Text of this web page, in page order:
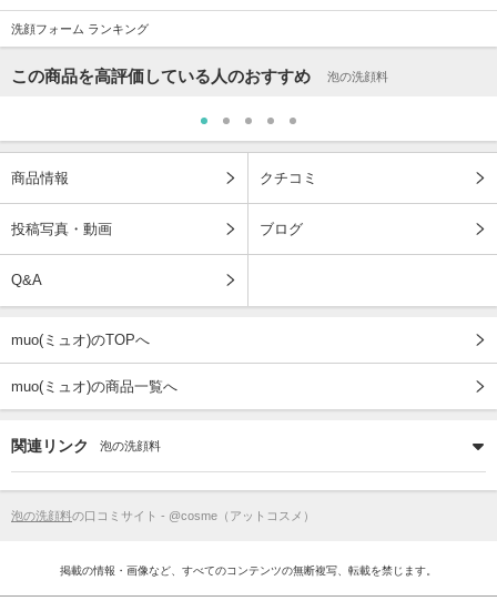
洗顔フォーム ランキング
この商品を高評価している人のおすすめ 泡の洗顔料
商品情報 クチコミ
投稿写真・動画 ブログ
Q&A
muo(ミュオ)のTOPへ
muo(ミュオ)の商品一覧へ
関連リンク 泡の洗顔料
泡の洗顔料の口コミサイト - @cosme（アットコスメ）
掲載の情報・画像など、すべてのコンテンツの無断複写、転載を禁じます。